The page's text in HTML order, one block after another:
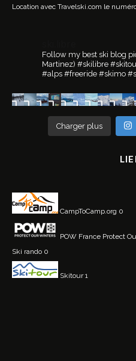
Location avec Travelski.com le
Follow my best ski blog
Martinez) #skilibre
#alps #freeride #skimo
Charger plus
CampToCamp.org 0
POW France Protect
Ski rando 0
Skitour1